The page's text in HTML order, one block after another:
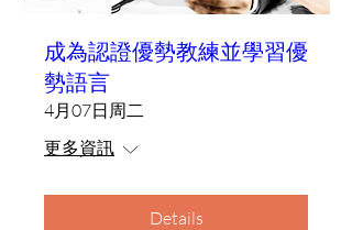
成為認證優勢教練並學習優
勢語言
4月07日周二
更多資訊
Details